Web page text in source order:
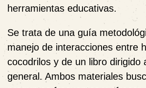
herramientas educativas.
Se trata de una guía
manejo de interacciones entre
cocodrilos y de un libro dirigido
general. Ambos materiales